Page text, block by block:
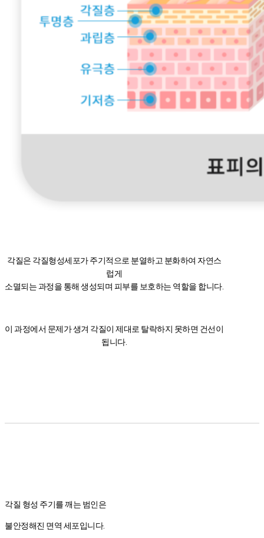
각질은 각질형성세포가 주기적으로 분열하고 분화하여 자연스
럽게
소멸되는 과정을 통해 생성되며 피부를 보호하는 역할을 합니다.
이 과정에서 문제가 생겨 각질이 제대로 탈락하지 못하면 건선이
됩니다.
각질 형성 주기를 깨는 범인은
불안정해진 면역 세포입니다.